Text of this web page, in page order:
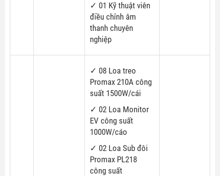
✓ 01 Kỹ thuật viên
điều chỉnh âm
thanh chuyên
nghiệp
✓ 08 Loa treo
Promax 210A công
suất 1500W/cái
✓ 02 Loa Monitor
EV công suất
1000W/cáo
✓ 02 Loa Sub đôi
Promax PL218
công suất